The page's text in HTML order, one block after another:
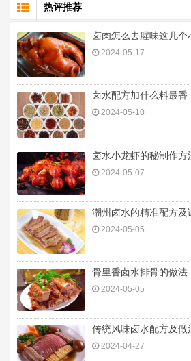
热评推荐
卤肉怎么去腥味这几个
2024-05-17
卤水配方加什么料最香
2024-05-10
卤水小龙虾的秘制作方
2024-05-07
潮州卤水的精准配方及
2024-05-05
骨里香卤水排骨的做法
2024-05-05
传统风味卤水配方及做
2024-04-27